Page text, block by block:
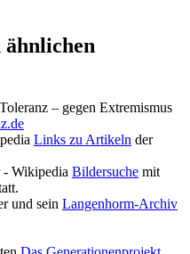
– gegen Extremismus
Links zu Artikeln der
Wikipedia Bildersuche mit
und sein Langenhorm-Archiv